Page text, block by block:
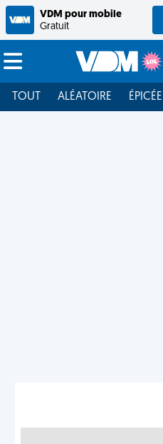
VDM pour mobile
Gratuit
TOUT ALÉATOIRE ÉPICÉE